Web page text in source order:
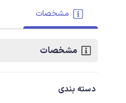
مشخصات
مشخصات
دسته بندی